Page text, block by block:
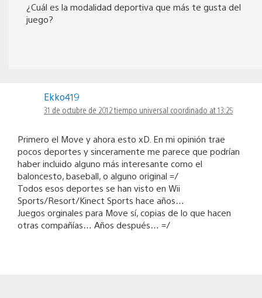
¿Cuál es la modalidad deportiva que más te gusta del
juego?
Ekko419
31 de octubre de 2012 tiempo universal coordinado at 13:25
Primero el Move y ahora esto xD. En mi opinión trae
pocos deportes y sinceramente me parece que podrían
haber incluido alguno más interesante como el
baloncesto, baseball, o alguno original =/
Todos esos deportes se han visto en Wii
Sports/Resort/Kinect Sports hace años…
Juegos orginales para Move sí, copias de lo que hacen
otras compañías… Años después… =/